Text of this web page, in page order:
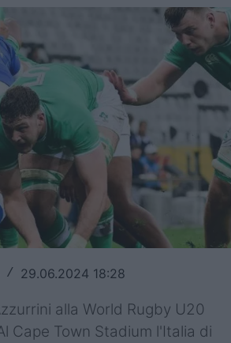
/ 29.06.2024 18:28
alla World Rugby U20
Cape Town Stadium l'Italia di